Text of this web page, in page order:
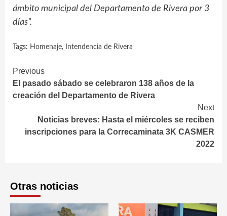
ámbito municipal del Departamento de Rivera por 3
días”.
Tags: Homenaje, Intendencia de Rivera
Continue
Reading
Previous
El pasado sábado se celebraron 138 años de la
creación del Departamento de Rivera
Next
Noticias breves: Hasta el miércoles se reciben
inscripciones para la Correcaminata 3K CASMER
2022
Otras noticias